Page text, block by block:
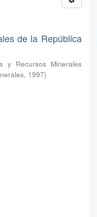
de la República
y Recursos Minerales
, 1997)